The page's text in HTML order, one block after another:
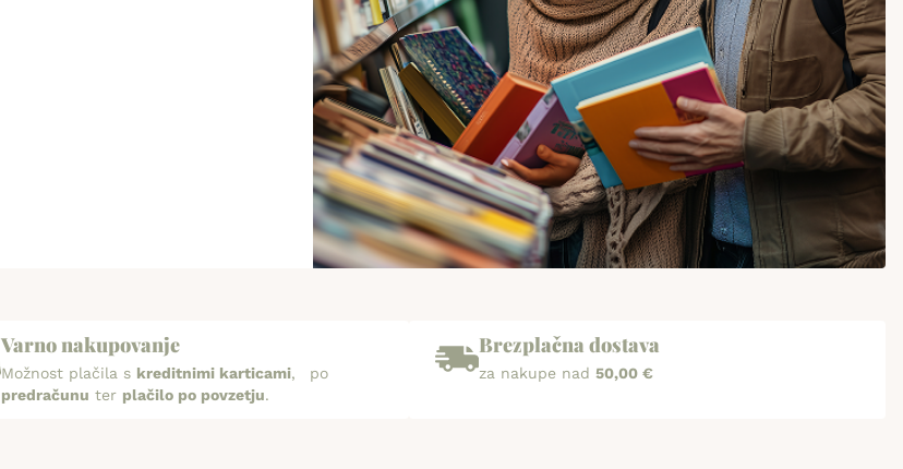
Varno nakupovanje
Možnost plačila s kreditnimi karticami, po
predračunu ter plačilo po povzetju.
Brezplačna dostava
za nakupe nad 50,00 €